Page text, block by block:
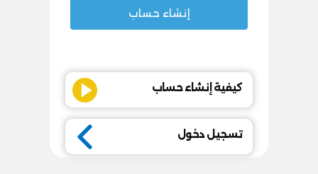
كيفية إنشاء حساب
تسجيل دخول